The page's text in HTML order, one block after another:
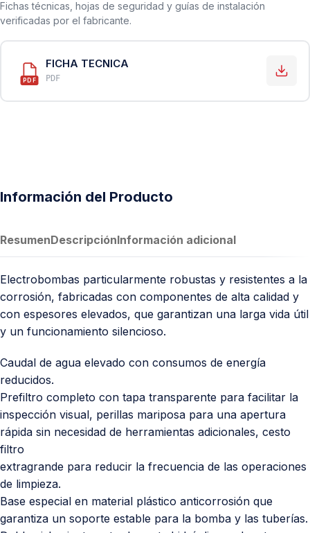
Fichas técnicas, hojas de seguridad y guías de instalación
verificadas por el fabricante.
PDF
FICHA TECNICA
PDF
Información del Producto
ResumenDescripciónInformación adicional
Electrobombas particularmente robustas y resistentes a la
corrosión, fabricadas con componentes de alta calidad y
con espesores elevados, que garantizan una larga vida útil
y un funcionamiento silencioso.
Caudal de agua elevado con consumos de energía
reducidos.
Prefiltro completo con tapa transparente para facilitar la
inspección visual, perillas mariposa para una apertura
rápida sin necesidad de herramientas adicionales, cesto
filtro
extragrande para reducir la frecuencia de las operaciones
de limpieza.
Base especial en material plástico anticorrosión que
garantiza un soporte estable para la bomba y las tuberías.